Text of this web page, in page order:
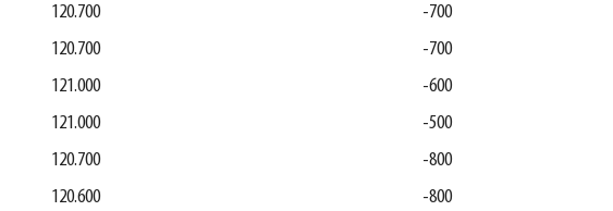
120.700
-700
120.700 -700
121.000
-600
121.000 -500
120.700
-800
120.600
-800